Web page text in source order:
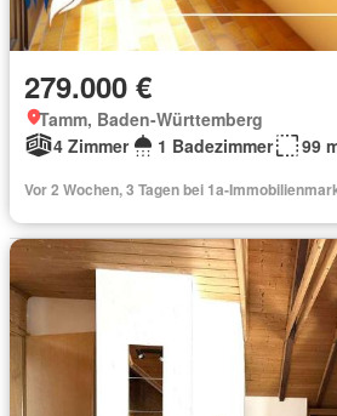
279.000 €
Tamm, Baden-Württemberg
4 Zimmer
1 Badezimmer 99
Vor 2 Wochen, 3 Tagen bei 1a-